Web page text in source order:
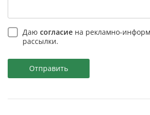
Даю согласие на рекламно-
рассылки.
Отправить